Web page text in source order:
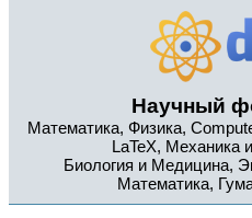
Научный
Математика, Физика,
LaTeX, Механика
Биология и Медицина,
Математика,